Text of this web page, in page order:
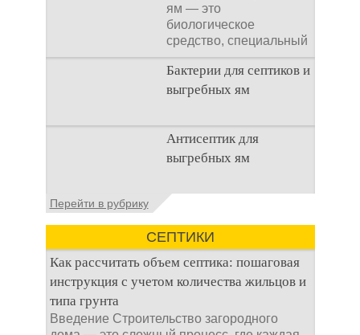
ям — это
биологическое
средство, специальный
концентрат, который
используется
Бактерии для септиков и
выгребных ям
Очистка
канализационного
стока или выгребной
не самым приятным
Антисептик для
выгребных ям
Общие сведения об
Антисептик для
выгребных ям – это
специальные
Перейти в рубрику
СЕПТИКИ
Как рассчитать объем септика: пошаговая
инструкция с учетом количества жильцов и
типа грунта
Введение Строительство загородного